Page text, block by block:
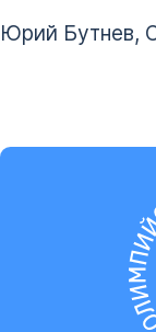
Юрий Бутнев,